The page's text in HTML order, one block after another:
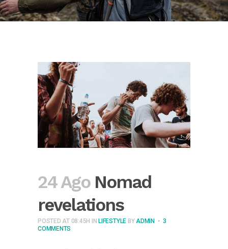
24 AgoNomad
revelations
POSTED AT 08:45H IN LIFESTYLE BYADMIN
3
COMMENTS